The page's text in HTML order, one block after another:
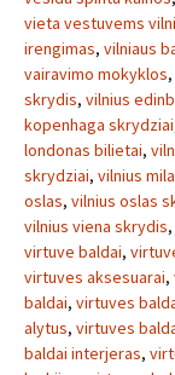
vieta vestuvems
irengimas, vilniaus
vairavimo mokyklos,
skrydis, vilnius
kopenhaga skrydziai
londonas bilietai,
skrydziai, vilnius
oslas, vilnius oslas
vilnius viena skrydis,
virtuve baldai,
virtuves aksesuarai,
baldai, virtuves
alytus, virtuves
baldai interjeras,